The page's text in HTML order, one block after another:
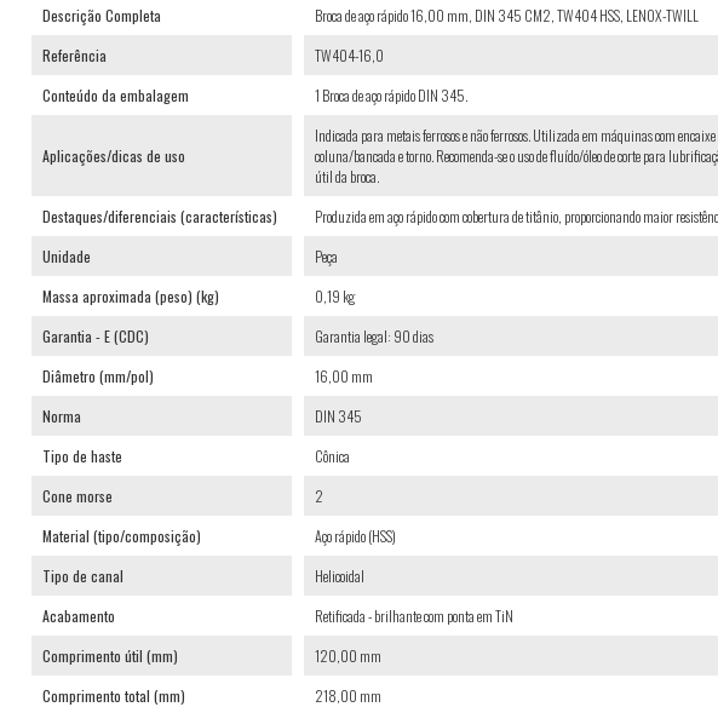
Descrição Completa
Broca de aço rápido 16,00 mm, DIN 345 CM2, TW404 HSS, LENOX-TWILL
Referência
TW404-16,0
Conteúdo da embalagem
1 Broca de aço rápido DIN 345.
Aplicações/dicas de uso
Indicada para metais ferrosos e não ferrosos. Utilizada em máquinas com
coluna/bancada e torno. Recomenda-se o uso de fluído/óleo de corte para
útil da broca.
Destaques/diferenciais (características)
Produzida em aço rápido com cobertura de titânio, proporcionando maior
Unidade
Peça
Massa aproximada (peso) (kg)
0,19 kg
Garantia - E (CDC)
Garantia legal: 90 dias
Diâmetro (mm/pol)
16,00 mm
Norma
DIN 345
Tipo de haste
Cônica
Cone morse
2
Material (tipo/composição)
Aço rápido (HSS)
Tipo de canal
Helicoidal
Acabamento
Retificada - brilhante com ponta em TiN
Comprimento útil (mm)
120,00 mm
Comprimento total (mm)
218,00 mm